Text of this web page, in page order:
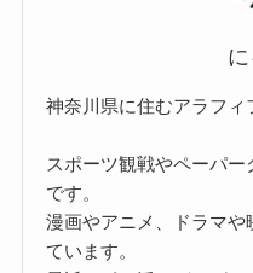
に
神奈川県に住むアラフィ
スポーツ観戦やペーパ
です。
漫画やアニメ、ドラマ
ています。